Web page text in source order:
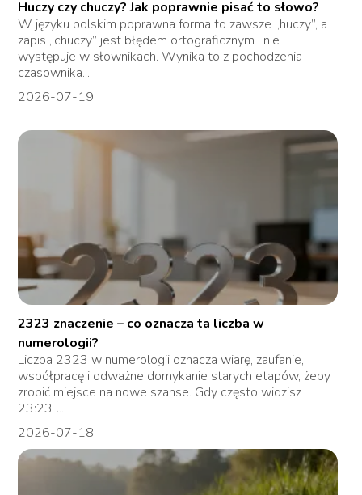
Huczy czy chuczy? Jak poprawnie pisać to słowo?
W języku polskim poprawna forma to zawsze „huczy”, a
zapis „chuczy” jest błędem ortograficznym i nie
występuje w słownikach. Wynika to z pochodzenia
czasownika...
2026-07-19
2323 znaczenie – co oznacza ta liczba w
numerologii?
Liczba 2323 w numerologii oznacza wiarę, zaufanie,
współpracę i odważne domykanie starych etapów, żeby
zrobić miejsce na nowe szanse. Gdy często widzisz
23:23 l...
2026-07-18